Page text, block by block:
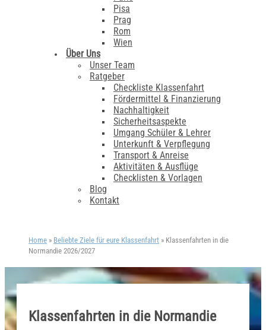
Pisa
Prag
Rom
Wien
Über Uns
Unser Team
Ratgeber
Checkliste Klassenfahrt
Fördermittel & Finanzierung
Nachhaltigkeit
Sicherheitsaspekte
Umgang Schüler & Lehrer
Unterkunft & Verpflegung
Transport & Anreise
Aktivitäten & Ausflüge
Checklisten & Vorlagen
Blog
Kontakt
Home » Beliebte Ziele für eure Klassenfahrt » Klassenfahrten in die
Normandie 2026/2027
Klassenfahrten in die Normandie